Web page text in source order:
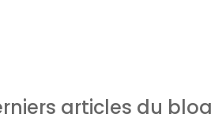
articles du